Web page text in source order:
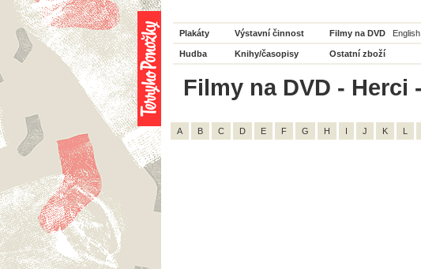
Plakáty Výstavní činnost Filmy na DVD
Hudba Knihy/časopisy Ostatní zboží
Filmy na DVD - Herci
A B C D E F G H I J K L